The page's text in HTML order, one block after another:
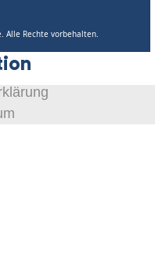
Alle Rechte vorbehalten.